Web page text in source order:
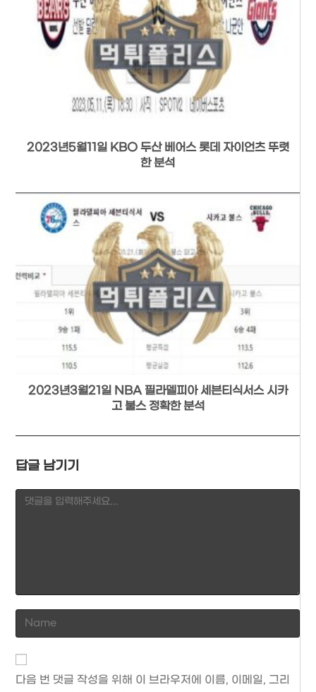
2023년5월11일 KBO 두산 베어스 롯데 자이언츠 뚜렷
한 분석
2023년3월21일 NBA 필라델피아 세븐티식서스 시카
고 불스 정확한 분석
답글 남기기
Comment
Enter
your
name
username
다음 번 댓글 작성을 위해 이 브라우저에 이름, 이메일, 그리